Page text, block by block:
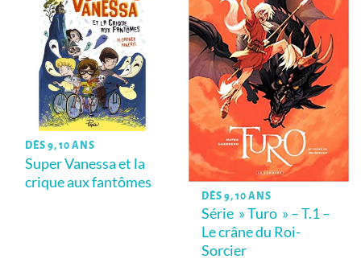
DÈS 9, 10 ANS
Super Vanessa et la
crique aux fantômes
DÈS 9, 10 ANS
Série » Turo » – T.1 –
Le crâne du Roi-
Sorcier